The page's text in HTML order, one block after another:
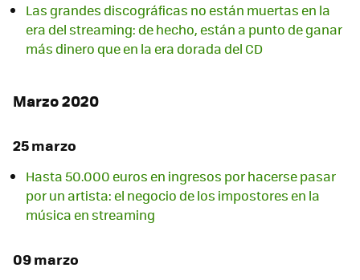
Las grandes discográficas no están muertas en la
era del streaming: de hecho, están a punto de ganar
más dinero que en la era dorada del CD
Marzo 2020
25 marzo
Hasta 50.000 euros en ingresos por hacerse pasar
por un artista: el negocio de los impostores en la
música en streaming
09 marzo